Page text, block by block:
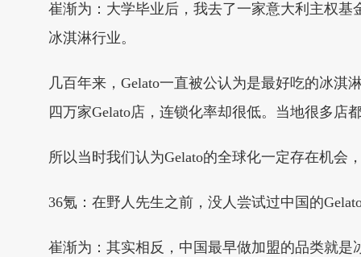
崔渐为：大学毕业后，我去了一家意大利主权
冰淇淋行业。
几百年来，Gelato一直被公认为是最好吃的冰淇
四万家Gelato店，连锁化率却很低。当地很多店
所以当时我们认为Gelato的全球化一定存在机会
36氪：在野人先生之前，没人尝试过中国的
崔渐为：其实相反，中国最早做加盟的品类就